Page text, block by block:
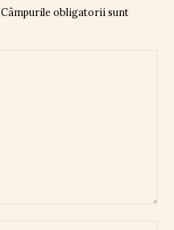
Câmpurile obligatorii sunt